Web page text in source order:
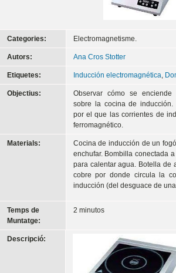
Categories: Electromagnetisme.
Autors: Ana Cros Stotter
Etiquetes: Inducción electromagnética,
Objectius:
Observar cómo se
sobre la cocina de inducción.
por el que las corrientes de
ferromagnético.
Materials:
Cocina de inducción de un
enchufar. Bombilla conectada
para calentar agua. Botella de
cobre por donde circula la
inducción (del desguace de
Temps de
Muntatge:
2 minutos
Descripció: